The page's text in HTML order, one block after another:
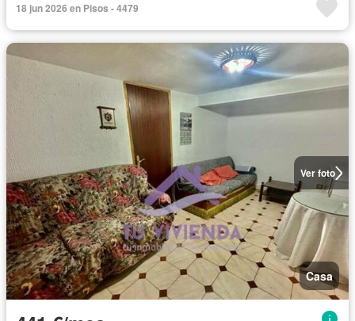
18 jun 2026 en Pisos - 4479
Ver foto
Casa